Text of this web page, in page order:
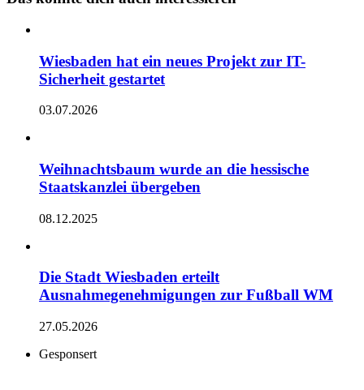
Wiesbaden hat ein neues Projekt zur IT-
Sicherheit gestartet
03.07.2026
Weihnachtsbaum wurde an die hessische
Staatskanzlei übergeben
08.12.2025
Die Stadt Wiesbaden erteilt
Ausnahmegenehmigungen zur Fußball WM
27.05.2026
Gesponsert